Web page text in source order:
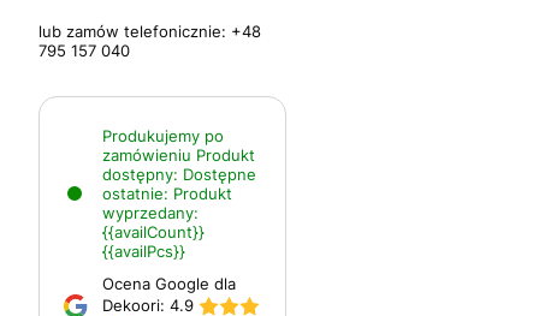
lub zamów telefonicznie: +48
795 157 040
Produkujemy po
zamówieniu Produkt
dostępny: Dostępne
ostatnie: Produkt
wyprzedany:
{{availCount}}
{{availPcs}}
Ocena Google dla
Dekoori: 4.9